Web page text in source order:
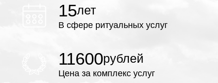
15лет
В сфере ритуальных услуг
11600рублей
Цена за комплекс услуг